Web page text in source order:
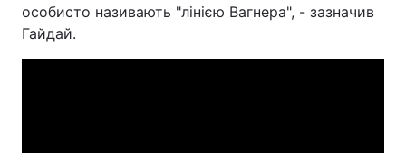
особисто називають "лінією Вагнера", - зазначив
Гайдай.